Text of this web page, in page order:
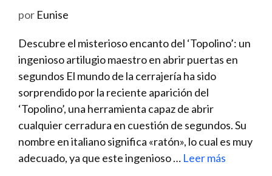
por Eunise
Descubre ​el misterioso encanto del ‘Topolino’: un
ingenioso artilugio maestro en abrir puertas en​
segundos El mundo de⁢ la cerrajería ha ‍sido
sorprendido por la reciente aparición ⁤del
‘Topolino’, una herramienta capaz de abrir
cualquier cerradura en cuestión de segundos. ‍Su
⁢nombre en italiano significa «ratón», lo ‍cual​ es muy
adecuado, ya ⁣que este ingenioso … Leer más